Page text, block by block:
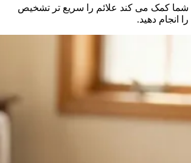
شما کمک می‌ کند علائم را سریع‌ تر تشخیص
انجام دهید.